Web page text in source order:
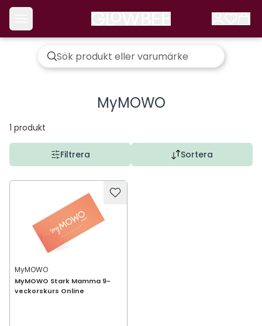
MyMOWO
1 produkt
Filtrera Sortera
MyMOWO
MyMOWO Stark Mamma 9-
veckorskurs Online